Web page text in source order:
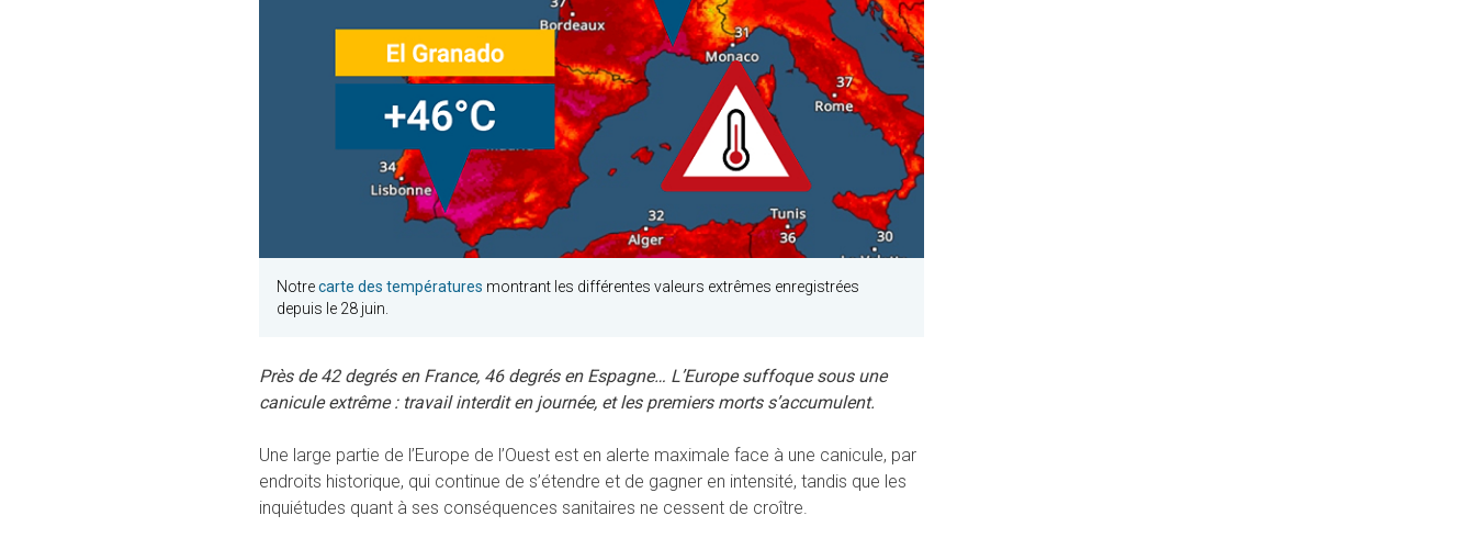
Notrecarte des températures montrant les différentes valeurs extrêmes enregistrées
depuis le 28 juin.
Près de 42 degrés en France, 46 degrés en Espagne… L’Europe suffoque sous une
canicule extrême : travail interdit en journée, et les premiers morts s’accumulent.
Une large partie de l’Europe de l’Ouest est en alerte maximale face à une canicule, par
endroits historique, qui continue de s’étendre et de gagner en intensité, tandis que les
inquiétudes quant à ses conséquences sanitaires ne cessent de croître.